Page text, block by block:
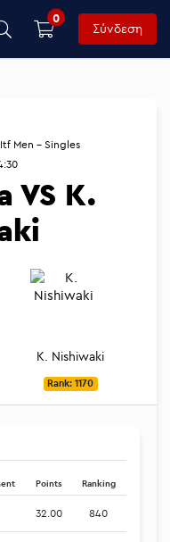
0
Σύνδεση
Men - Singles
VS K.
K. Nishiwaki
Rank: 1170
Points Ranking
32.00 840